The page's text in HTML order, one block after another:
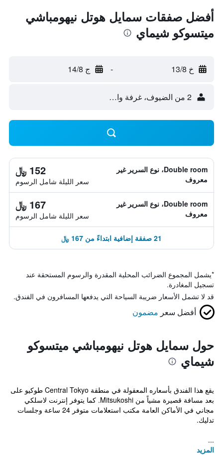
أفضل صفقات سمايل هوتل نيهومباشي
ميتسوكو شيماي
خ 13/8 - ج 14/8
2 من الضيوف، غرفة واحدة
Double room، نوع السرير غير
معروف
152 ﷼
سعر الليلة شامل الرسوم
Double room، نوع السرير غير
معروف
167 ﷼
سعر الليلة شامل الرسوم
21 صفقة إضافية ابتداءً من 167 ﷼
*يشمل المجموع الضرائب المحلية المقدرة والرسوم المستحقة عند
تسجيل المغادرة.
قد لا تشمل الأسعار ضريبة السياحة التي يدفعها المسافرون في الفندق.
أفضل سعر مضمون
حول سمايل هوتل نيهومباشي ميتسوكو
شيماي
يقع هذا الفندق بأسعاره المعقولة في منطقة Central Tokyo طوكيو على
بعد مسافة قصيرة مشياً من Mitsukoshi. كما يتوفر إنترنت لاسلكي
مجاني في الأماكن العامة مكتب استعلامات متوفر 24 ساعة وجلسات
تدليك.
...
المزيد